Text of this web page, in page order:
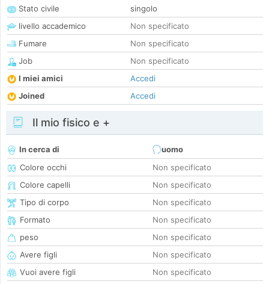
Stato civile
singolo
livello accademico
Non specificato
Fumare
Non specificato
Job
Non specificato
I miei amici
Accedi
Joined
Accedi
Il mio fisico e +
In cerca di
uomo
Colore occhi
Non specificato
Colore capelli
Non specificato
Tipo di corpo
Non specificato
Formato
Non specificato
peso
Non specificato
Avere figli
Non specificato
Vuoi avere figli
Non specificato